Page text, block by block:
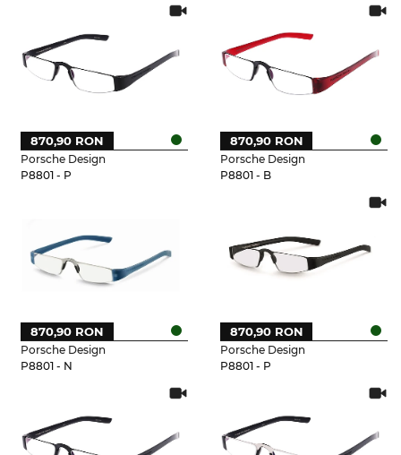
Porsche Design
P8801 - P
870,90 RON
Porsche Design
P8801 - B
870,90 RON
Porsche Design
P8801 - N
870,90 RON
Porsche Design
P8801 - P
870,90 RON